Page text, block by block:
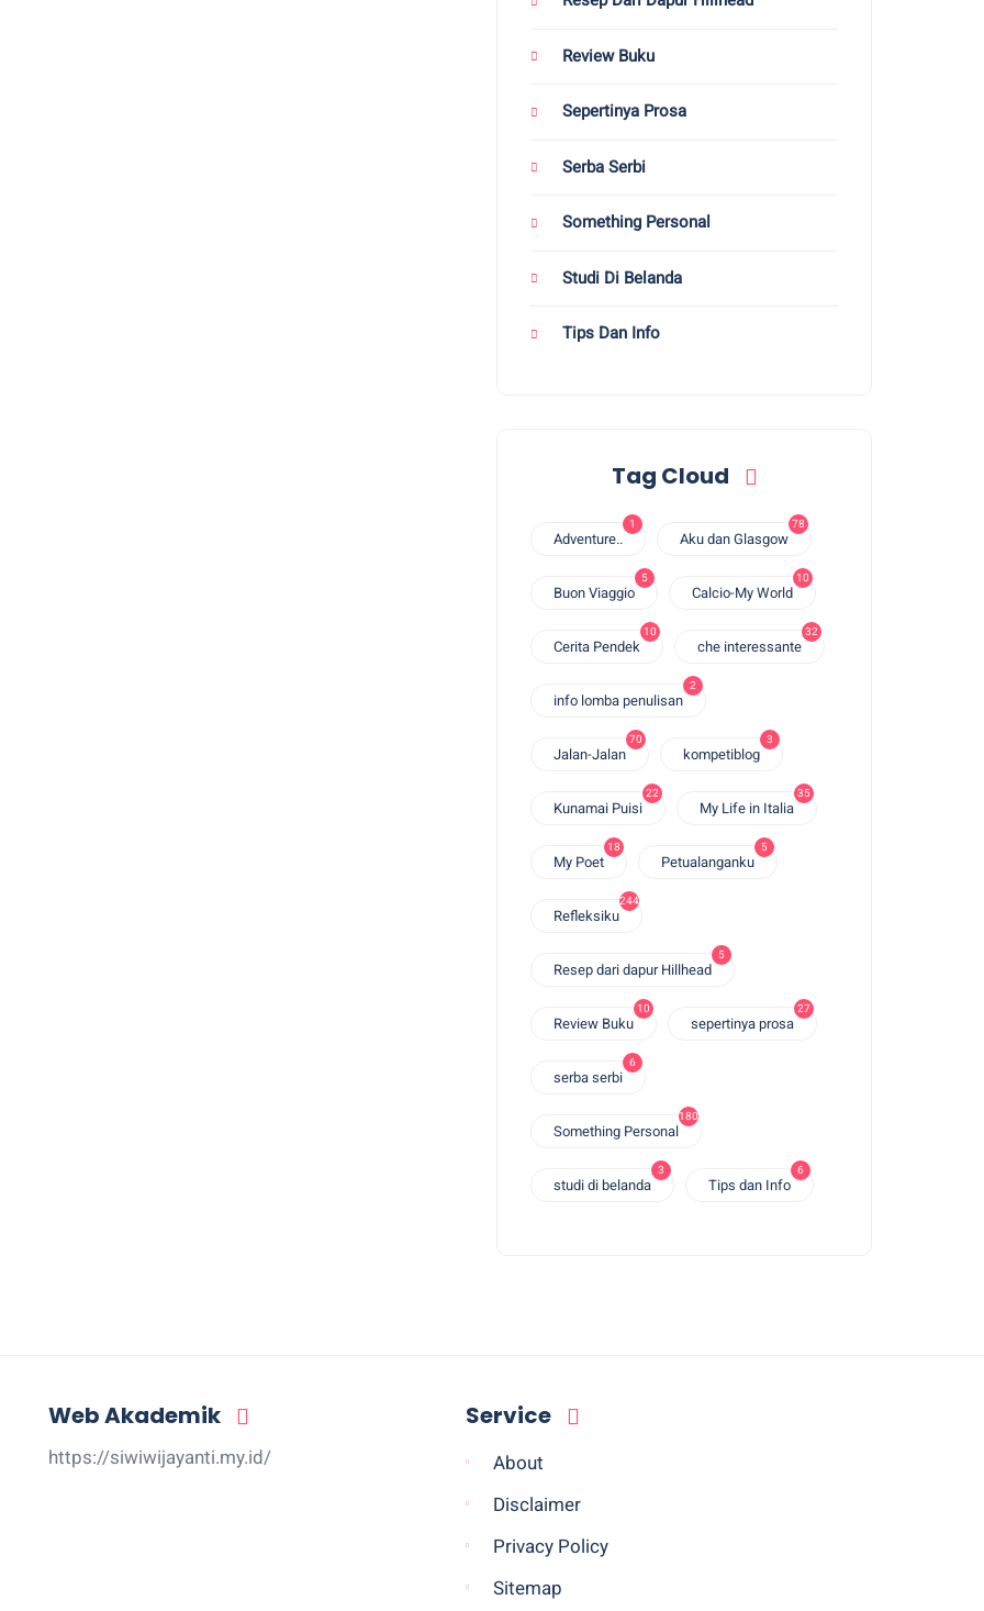
Review Buku
Sepertinya Prosa
Serba Serbi
Something Personal
Studi Di Belanda
Tips Dan Info
Tag Cloud
Adventure..
1
Aku dan Glasgow
78
Buon Viaggio
5
Calcio-My World
10
Cerita Pendek
10
che interessante
32
info lomba penulisan
2
Jalan-Jalan
70
kompetiblog
3
Kunamai Puisi
22
My Life in Italia
35
My Poet
18
Petualanganku
5
Refleksiku
244
Resep dari dapur Hillhead
5
Review Buku
10
sepertinya prosa
27
serba serbi
6
Something Personal
180
studi di belanda
3
Tips dan Info
6
Web Akademik
https://siwiwijayanti.my.id/
Service
About
Disclaimer
Privacy Policy
Sitemap